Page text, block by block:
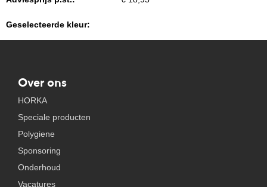
Geselecteerde kleur:
Over ons
HORKA
Speciale producten
Polygiene
Sponsoring
Onderhoud
Vacatures